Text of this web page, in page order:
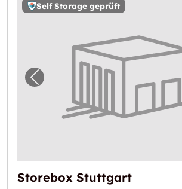
Self Storage geprüft
Vorheriges Bild für
Storebox Stuttgart